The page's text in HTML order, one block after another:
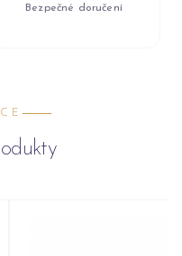
Bezpečné doručení